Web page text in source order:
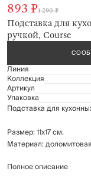
Подставка для
ручкой, Course
893 ₽1 290 ₽
Линия
Коллекция
Артикул
Упаковка
Подставка для
Размер: 11х17 см.
Материал:
Рекомендации по
Полное описание